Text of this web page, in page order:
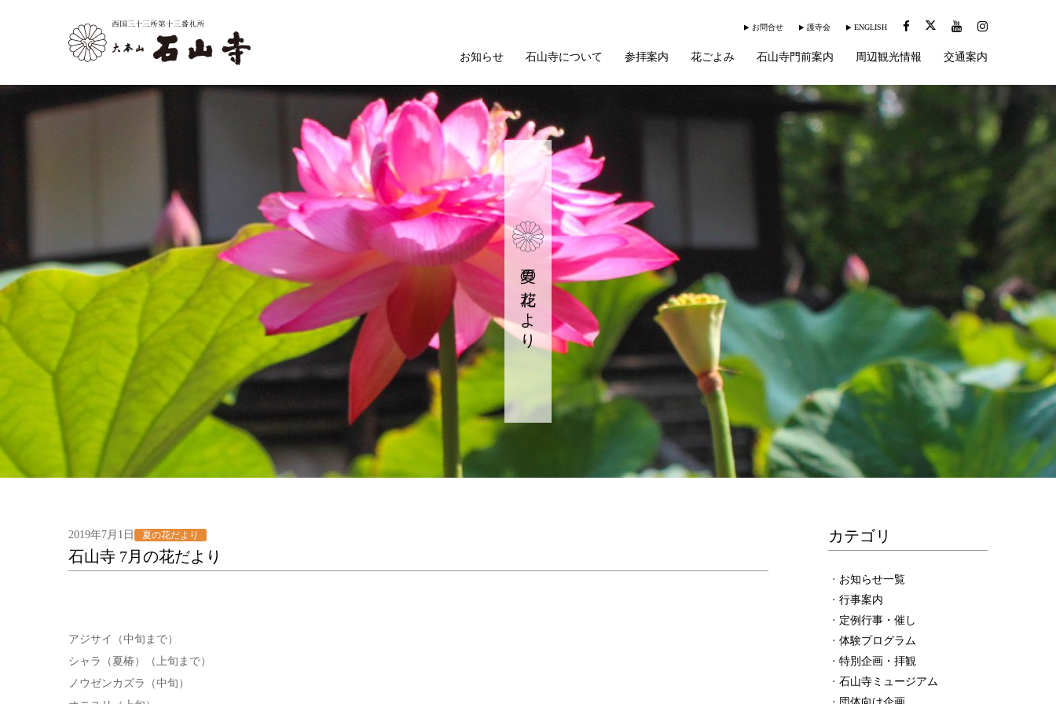
お問合せ 護寺会 ENGLISH
お知らせ 石山寺について 参拝案内 花ごよみ 石山寺門前案内 周辺観光情報 交通案内
夏の花だより
2019年7月1日 夏の花だより
石山寺 7月の花だより
アジサイ（中旬まで）
シャラ（夏椿）（上旬まで）
ノウゼンカズラ（中旬）
カテゴリ
お知らせ一覧
行事案内
定例行事・催し
体験プログラム
特別企画・拝観
石山寺ミュージアム